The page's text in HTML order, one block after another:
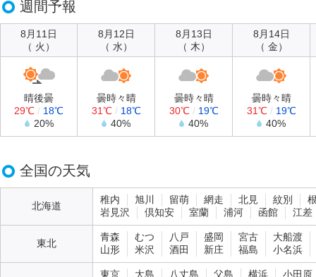
週間予報
8月11日
（ 火）
8月12日
（ 水）
8月13日
（ 木）
8月14日
（ 金）
晴後曇
29℃ / 18℃
20%
曇時々晴
31℃/ 18℃
40%
曇時々晴
30℃/ 19℃
40%
曇時々晴
31℃/ 19℃
40%
全国の天気
北海道
稚内 旭川 留萌 網走 北見 紋別
岩見沢
倶知安 室蘭 浦河 函館 江差
東北
青森 むつ 八戸 盛岡 宮古
大船渡
山形
米沢 酒田 新庄 福島 小名浜
東京 大島 八丈島 父島 横浜
小田原